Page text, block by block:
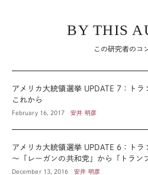
BY THIS
この研究者のコ
アメリカ大統領選挙 UPDATE 7：ト
これから
February 16, 2017 安井 明彦
アメリカ大統領選挙 UPDATE 6：ト
～「レーガンの共和党」から「トラン
December 13, 2016 安井 明彦